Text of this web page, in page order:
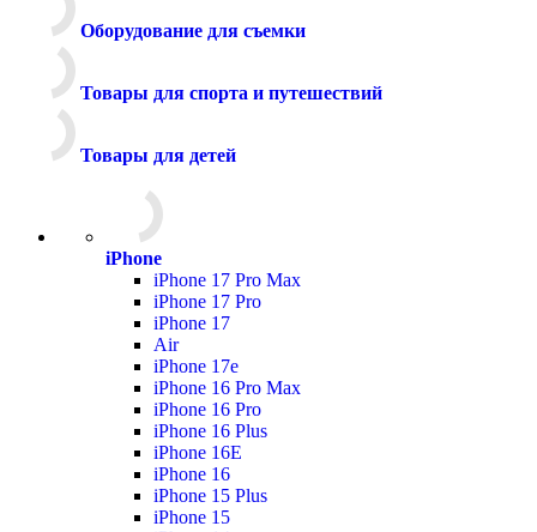
Оборудование для съемки
Товары для спорта и путешествий
Товары для детей
iPhone
iPhone 17 Pro Max
iPhone 17 Pro
iPhone 17
Air
iPhone 17e
iPhone 16 Pro Max
iPhone 16 Pro
iPhone 16 Plus
iPhone 16E
iPhone 16
iPhone 15 Plus
iPhone 15